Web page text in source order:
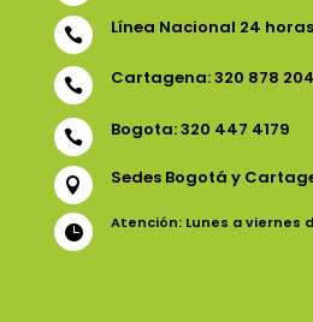
 Línea Nacional 24
 Cartagena: 320 878
 Bogota: 320 447 4179
 Sedes Bogotá y
 Atención: Lunes a viernes